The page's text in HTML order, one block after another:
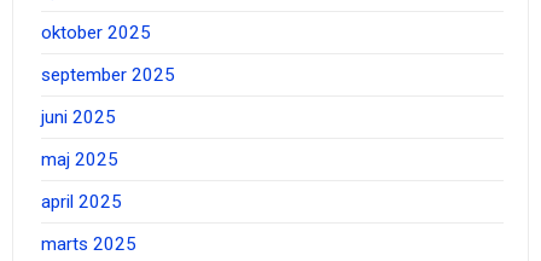
oktober 2025
september 2025
juni 2025
maj 2025
april 2025
marts 2025